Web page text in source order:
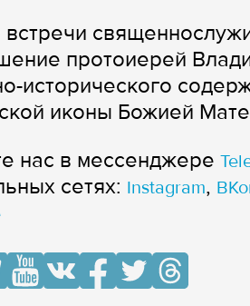
встречи
протоиерей
исторического
иконы Божией
нас в мессенджере
сетях: Instagram,